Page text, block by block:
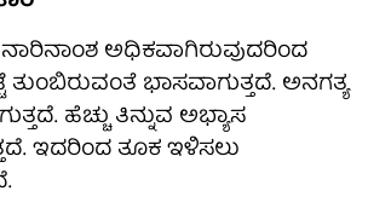
ಅಧಿಕವಾಗಿರುವುದರಿಂದ
ತುಂಬಿರುವಂತೆ ಭಾಸವಾಗುತ್ತದೆ. ಅನಗತ್ಯ
ಹೆಚ್ಚು ತಿನ್ನುವ ಅಭ್ಯಾಸ
ಇದರಿಂದ ತೂಕ ಇಳಿಸಲು